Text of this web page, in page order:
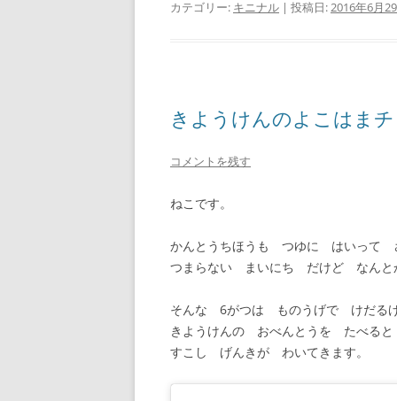
カテゴリー: キニナル | 投稿日:2016年6月
きようけんのよこはま
コメントを残す
ねこです。
かんとうちほうも つゆに はいって
つまらない まいにち だけど なんと
そんな 6がつは ものうげで けだる
きようけんの おべんとうを たべると
すこし げんきが わいてきます。